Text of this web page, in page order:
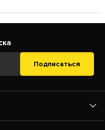
Подписаться